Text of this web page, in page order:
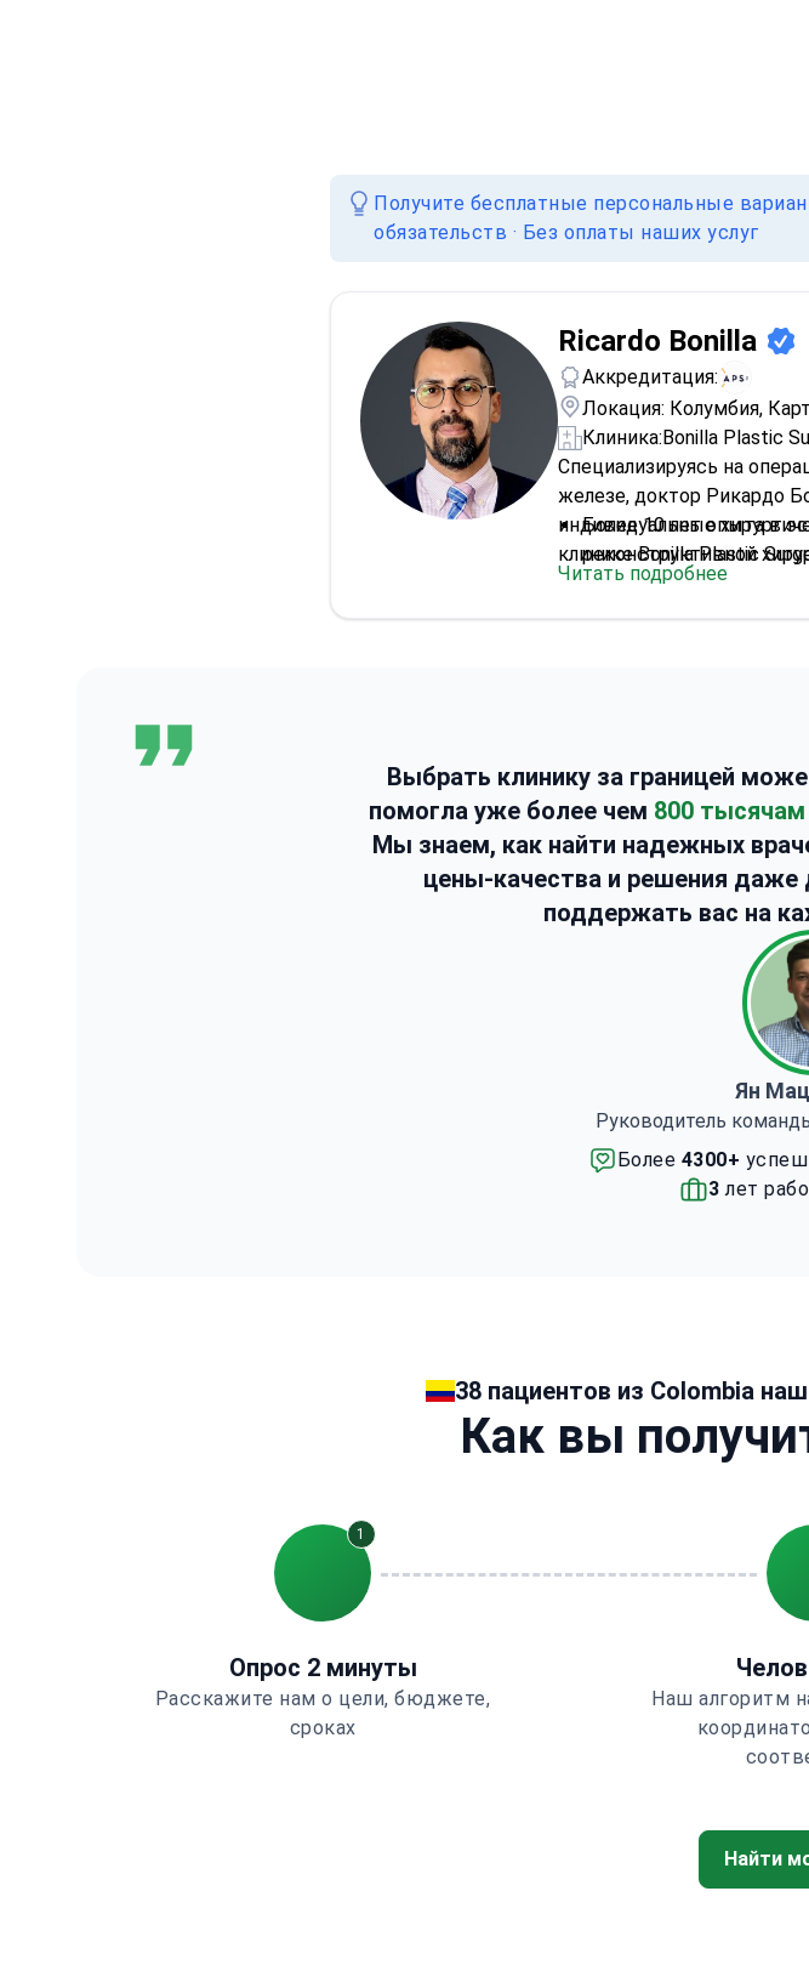
Получите бесплатные персональные
обязательств · Без оплаты наших услуг
Ricardo Bonilla
Аккредитация:
Локация: Колумбия,
Клиника:Bonilla Plastic
Специализируясь на
железе, доктор Рикардо
индивидуальные
клинике Bonilla Plastic
Более 10 лет опыта в
реконструктивной
Выполняет увеличение,
Выступает за
индивидуальные планы
Читать подробнее
Выбрать клинику за границей
помогла уже более чем 800
Мы знаем, как найти надежных
цены-качества и решения
поддержать вас на
Ян
Руководитель
Более 4300+
3 лет
38 пациентов из Colombia
Как вы
1
Опрос 2 минуты
Расскажите нам о цели, бюджете,
сроках
Наш алгоритм
Найти